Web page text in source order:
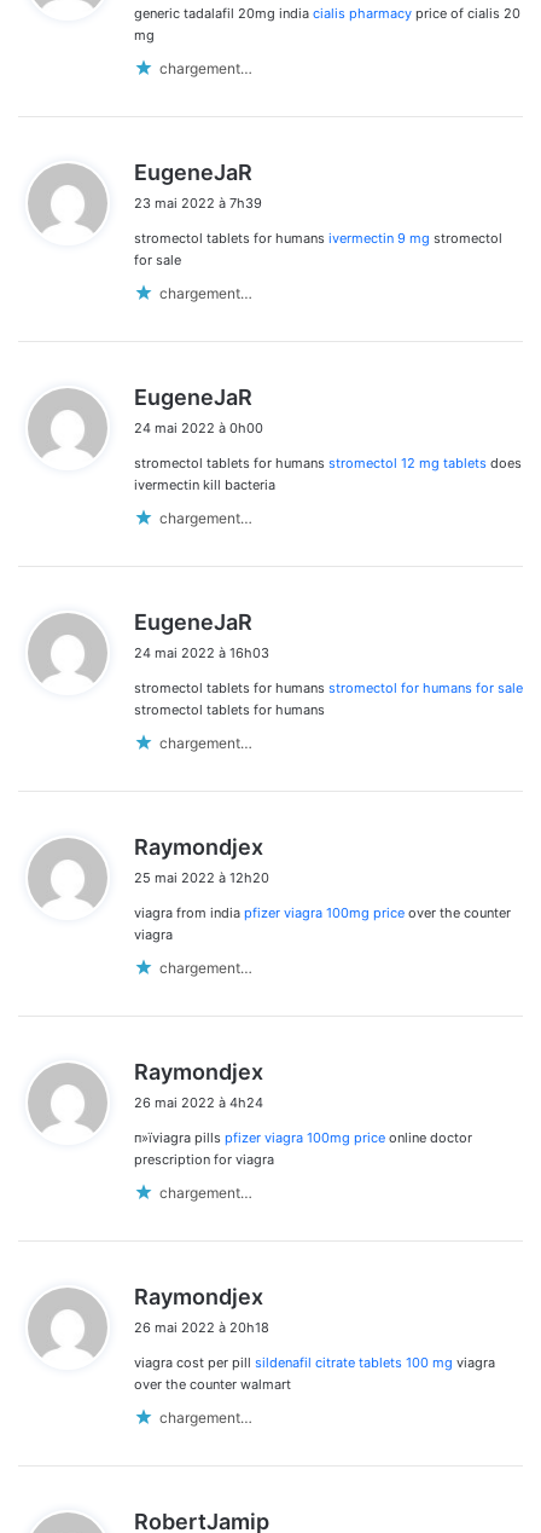
generic tadalafil 20mg india cialis pharmacy price of cialis 20
mg
chargement…
EugeneJaR
t
23 mai 2022 à 7h39
stromectol tablets for humans ivermectin 9 mg stromectol
for sale
chargement…
EugeneJaR
t
:
24 mai 2022 à 0h00
stromectol tablets for humans stromectol 12 mg tablets does
ivermectin kill bacteria
chargement…
EugeneJaR
t
:
24 mai 2022 à 16h03
stromectol tablets for humans stromectol for humans for sale
stromectol tablets for humans
chargement…
Raymondjex
t
25 mai 2022 à 12h20
viagra from india pfizer viagra 100mg price over the counter
viagra
chargement…
Raymondjex
:
26 mai 2022 à 4h24
п»їviagra pills pfizer viagra 100mg price online doctor
prescription for viagra
chargement…
Raymondjex
t
:
26 mai 2022 à 20h18
viagra cost per pill sildenafil citrate tablets 100 mg viagra
over the counter walmart
chargement…
RobertJamip